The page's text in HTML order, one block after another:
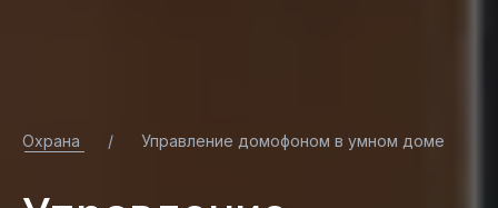
Охрана / Управление домофоном в умном доме